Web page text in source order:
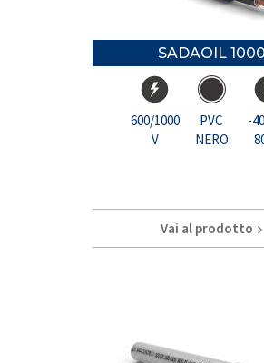
SADAOIL 1000
600/1000
V
PVC
NERO
-
Vai al prodotto